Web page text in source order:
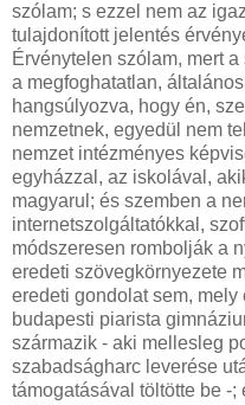
szólam; s ezzel nem az
tulajdonított jelentés
Érvénytelen szólam, mert
a megfoghatatlan,
hangsúlyozva, hogy én,
nemzetnek, egyedül nem
nemzet intézményes
egyházzal, az iskolával,
magyarul; és szemben a
internetszolgáltatókkal,
módszeresen rombolják a
eredeti szövegkörnyezete
eredeti gondolat sem,
budapesti piarista
származik - aki mellesleg
szabadságharc leverése
támogatásával töltötte be -;